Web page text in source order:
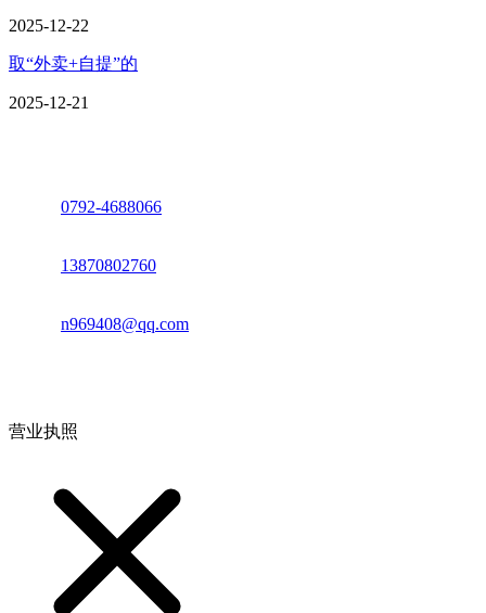
2025-12-22
取“外卖+自提”的
2025-12-21
0792-4688066
13870802760
n969408@qq.com
营业执照